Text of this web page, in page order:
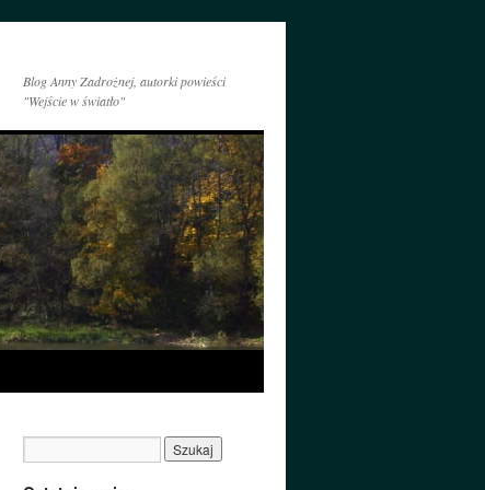
Blog Anny Zadrożnej, autorki powieści
"Wejście w światło"